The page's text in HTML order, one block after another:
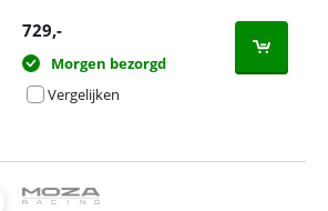
729,-
Morgen bezorgd
Vergelijken